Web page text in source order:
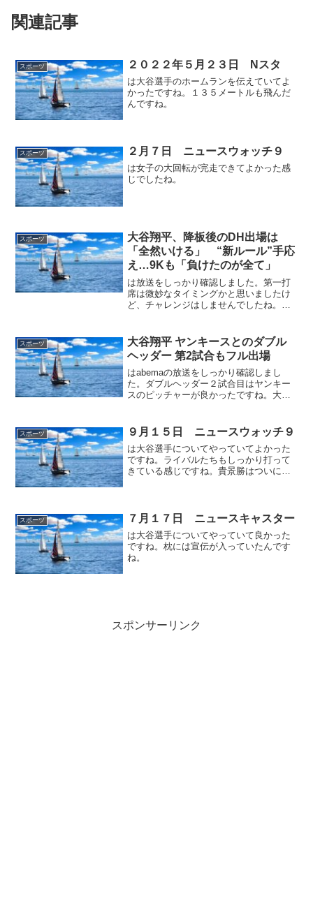
関連記事
スポーツ ２０２２年５月２３日 Nスタ
は大谷選手のホームランを伝えていてよ
かったですね。１３５メートルも飛んだ
んですね。
スポーツ ２月７日 ニュースウォッチ９
は女子の大回転が完走できてよかった感
じでしたね。
スポーツ
大谷翔平、降板後のDH出場は
「全然いける」 “新ルール”手応
え…9Kも「負けたのが全て」
は放送をしっかり確認しました。第一打
席は微妙なタイミングかと思いましたけ
ど、チャレンジはしませんでしたね。第
わずかにタイミングが外れて残念でした
ね。第４打席は残念でした...
スポーツ
大谷翔平 ヤンキースとのダブル
ヘッダー 第2試合もフル出場
はabemaの放送をしっかり確認しまし
た。ダブルヘッダー２試合目はヤンキー
スのピッチャーが良かったですね。大谷
ね。
スポーツ ９月１５日 ニュースウォッチ９
は大谷選手についてやっていてよかった
ですね。ライバルたちもしっかり打って
きている感じですね。貴景勝はついに勝
スポーツ ７月１７日 ニュースキャスター
は大谷選手についてやっていて良かった
ですね。枕には宣伝が入っていたんです
ね。
スポンサーリンク